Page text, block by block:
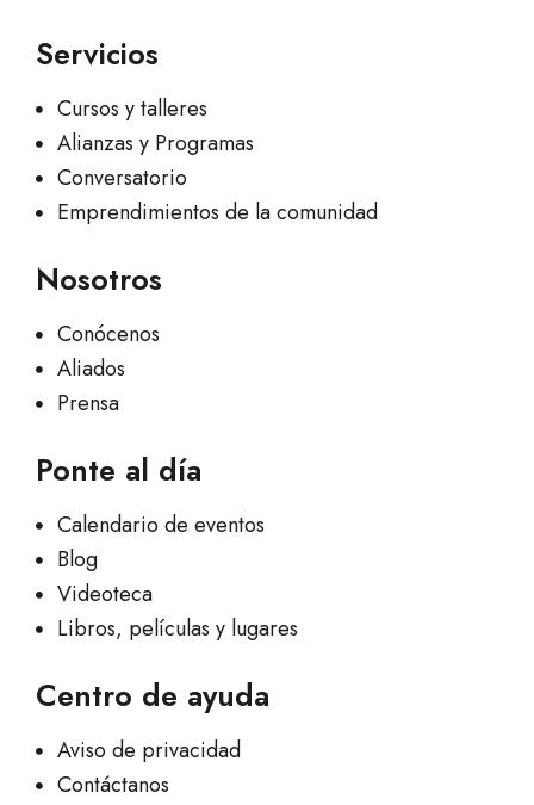
Servicios
Cursos y talleres
Alianzas y Programas
Conversatorio
Emprendimientos de la comunidad
Nosotros
Conócenos
Aliados
Prensa
Ponte al día
Calendario de eventos
Blog
Videoteca
Libros, películas y lugares
Centro de ayuda
Aviso de privacidad
Contáctanos